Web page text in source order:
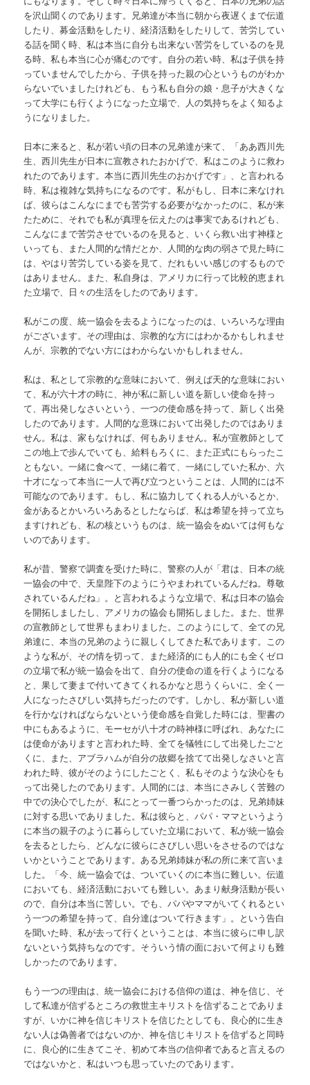
を沢山聞くのであります。兄弟達が本当に朝から夜遅くまで伝道
したり、募金活動をしたり、経済活動をしたりして、苦労してい
る話を聞く時、私は本当に自分も出来ない苦労をしているのを見
る時、私も本当に心が痛むのです。自分の若い時、私は子供を持
っていませんでしたから、子供を持った親の心というものがわか
らないでいましたけれども、もう私も自分の娘・息子が大きくな
って大学にも行くようになった立場で、人の気持ちをよく知るよ
うになりました。
日本に来ると、私が若い頃の日本の兄弟達が来て、「ああ西川先
生、西川先生が日本に宣教されたおかげで、私はこのように救わ
れたのであります。本当に西川先生のおかげです」、と言われる
時、私は複雑な気持ちになるのです。私がもし、日本に来なけれ
ば、彼らはこんなにまでも苦労する必要がなかったのに、私が来
たために、それでも私が真理を伝えたのは事実であるけれども、
こんなにまで苦労させでいるのを見ると、いくら救い出す神様と
いっても、また人間的な情だとか、人間的な肉の弱さで見た時に
は、やはり苦労している姿を見て、だれもいい感じのするもので
はありません。また、私自身は、アメリカに行って比較的恵まれ
た立場で、日々の生活をしたのであります。
私がこの度、統一協会を去るようになったのは、いろいろな理由
がございます。その理由は、宗教的な方にはわかるかもしれませ
んが、宗教的でない方にはわからないかもしれません。
私は、私として宗教的な意味において、例えば天的な意味におい
て、私が六十才の時に、神が私に新しい道を新しい使命を持っ
て、再出発しなさいという、一つの使命感を持って、新しく出発
したのであります。人間的な意珠において出発したのではありま
せん。私は、家もなければ、何もありません。私が宣教師として
この地上で歩んでいても、給料もろくに、また正式にもらったこ
ともない。一緒に食べて、一緒に着て、一緒にしていた私か、六
十才になって本当に一人で再び立つということは、人間的には不
可能なのであります。もし、私に協力してくれる人がいるとか、
金があるとかいろいろあるとしたならば、私は希望を持って立ち
ますけれども、私の核というものは、統一協会をぬいては何もな
いのであります。
私が昔、警察で調査を受けた時に、警察の人が「君は、日本の統
一協会の中で、天皇陛下のようにうやまわれているんだね。尊敬
されているんだね」。と言われるような立場で、私は日本の協会
を開拓しましたし、アメリカの協会も開拓しました。また、世界
の宣教師として世界もまわりました。このようにして、全ての兄
弟達に、本当の兄弟のように親しくしてきた私であります。この
ような私が、その情を切って、また経済的にも人的にも全くゼロ
の立場で私が統一協会を出て、自分の使命の道を行くようになる
と、果して妻まで付いてきてくれるかなと思うくらいに、全く一
人になったさびしい気持ちだったのです。しかし、私が新しい道
を行かなければならないという使命感を自覚した時には、聖書の
中にもあるように、モーセが八十才の時神様に呼ばれ、あなたに
は使命がありますと言われた時、全てを犠牲にして出発したごと
くに、また、アブラハムが自分の故郷を捨てて出発しなさいと言
われた時、彼がそのようにしたごとく、私もそのような決心をも
って出発したのであります。人間的には、本当にさみしく苦難の
中での決心でしたが、私にとって一番つらかったのは、兄弟姉妹
に対する思いでありました。私は彼らと、パパ・ママというよう
に本当の親子のように暮らしていた立場において、私が統一協会
を去るとしたら、どんなに彼らにさびしい思いをさせるのではな
いかということであります。ある兄弟姉妹が私の所に来て言いま
した。「今、統一協会では、ついていくのに本当に難しい。伝道
においても、経済活動においても難しい。あまり献身活動が長い
ので、自分は本当に苦しい。でも、パパやママがいてくれるとい
う一つの希望を持って、自分達はついて行きます」。という告白
を聞いた時、私が去って行くということは、本当に彼らに申し訳
ないという気持ちなのです。そういう情の面において何よりも難
しかったのであります。
もう一つの理由は、統一協会における信仰の道は、神を信じ、そ
して私達が信ずるところの救世主キリストを信ずることでありま
すが、いかに神を信じキリストを信じたとしても、良心的に生き
ない人は偽善者ではないのか、神を信じキリストを信ずると同時
に、良心的に生きてこそ、初めて本当の信仰者であると言えるの
ではないかと、私はいつも思っていたのであります。